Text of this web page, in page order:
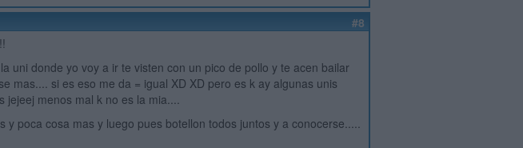
#8
uni donde yo voy a ir te visten con un pico de pollo y te acen bailar
mas.... si es eso me da = igual XD XD pero es k ay algunas unis
jejeej menos mal k no es la mia....
poca cosa mas y luego pues botellon todos juntos y a conocerse.....